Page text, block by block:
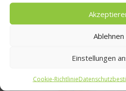
Ablehnen
Einstellungen
Cookie-Richtlinie
Was isst Deutschland